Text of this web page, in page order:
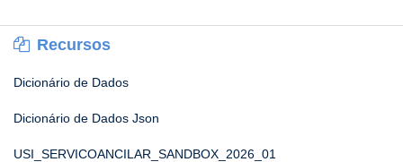
Recursos
Dicionário de Dados
Dicionário de Dados Json
USI_SERVICOANCILAR_SANDBOX_2026_01